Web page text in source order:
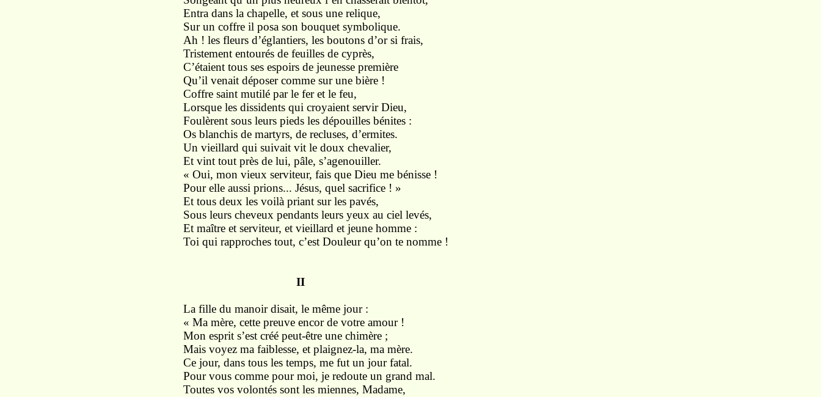
Entra dans la chapelle, et sous une relique,
Sur un coffre il posa son bouquet symbolique.
Ah ! les fleurs d’églantiers, les boutons d’or si frais,
Tristement entourés de feuilles de cyprès,
C’étaient tous ses espoirs de jeunesse première
Qu’il venait déposer comme sur une bière !
Coffre saint mutilé par le fer et le feu,
Lorsque les dissidents qui croyaient servir Dieu,
Foulèrent sous leurs pieds les dépouilles bénites :
Os blanchis de martyrs, de recluses, d’ermites.
Un vieillard qui suivait vit le doux chevalier,
Et vint tout près de lui, pâle, s’agenouiller.
« Oui, mon vieux serviteur, fais que Dieu me bénisse !
Pour elle aussi prions... Jésus, quel sacrifice ! »
Et tous deux les voilà priant sur les pavés,
Sous leurs cheveux pendants leurs yeux au ciel levés,
Et maître et serviteur, et vieillard et jeune homme :
Toi qui rapproches tout, c’est Douleur qu’on te nomme !
II
La fille du manoir disait, le même jour :
« Ma mère, cette preuve encor de votre amour !
Mon esprit s’est créé peut-être une chimère ;
Mais voyez ma faiblesse, et plaignez-la, ma mère.
Ce jour, dans tous les temps, me fut un jour fatal.
Pour vous comme pour moi, je redoute un grand mal.
Toutes vos volontés sont les miennes, Madame,